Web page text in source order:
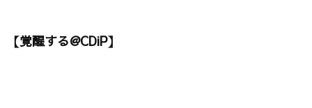
【覚醒する@CDiP】